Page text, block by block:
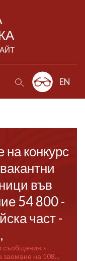
EN
конкурс
във
54 800 -
част -
съобщения
заемане на 108...